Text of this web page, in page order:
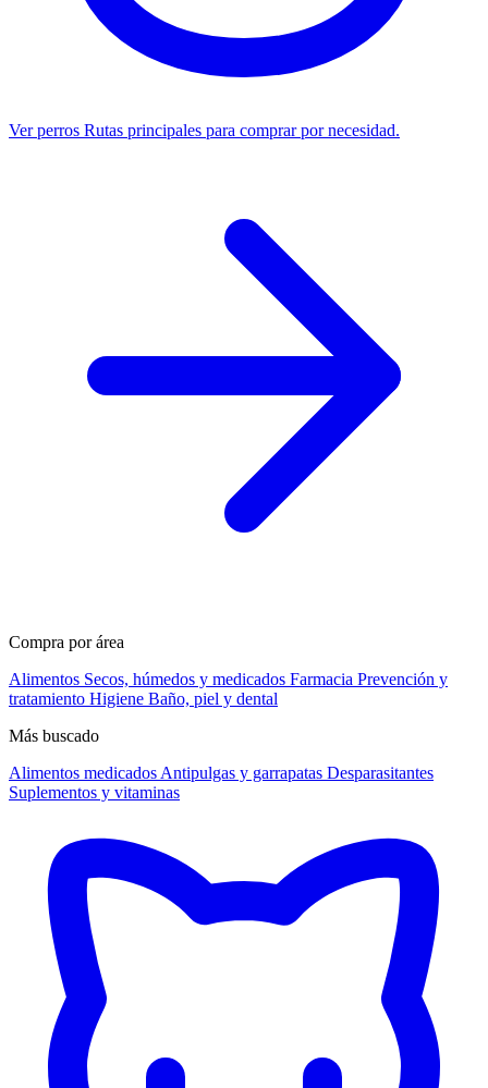
Ver perros Rutas principales para comprar por necesidad.
Compra por área
Alimentos Secos, húmedos y medicados Farmacia Prevención y
tratamiento Higiene Baño, piel y dental
Más buscado
Alimentos medicados Antipulgas y garrapatas Desparasitantes
Suplementos y vitaminas